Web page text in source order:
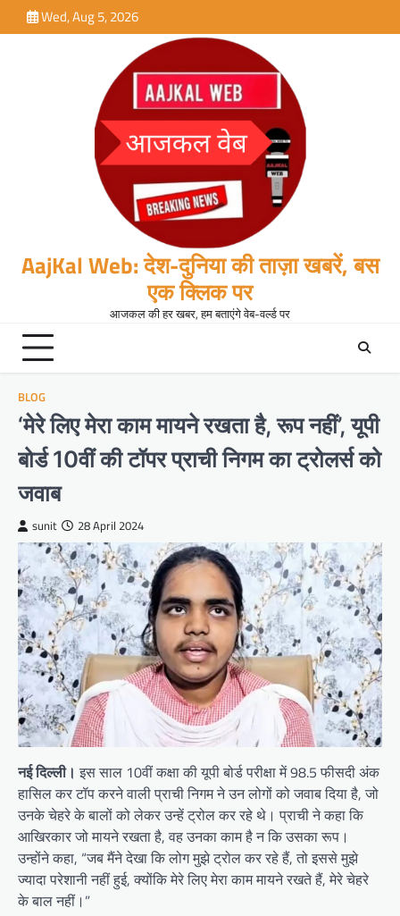
to
Wed, Aug 5, 2026
AajKal Web: देश-दुनिया की ताज़ा खबरें, बस
एक क्लिक पर
आजकल की हर खबर, हम बताएंगे वेब-वर्ल्ड पर
BLOG
‘मेरे लिए मेरा काम मायने रखता है, रूप नहीं’, यूपी
बोर्ड 10वीं की टॉपर प्राची निगम का ट्रोलर्स को
जवाब
sunit 28 April 2024
नई दिल्ली। इस साल 10वीं कक्षा की यूपी बोर्ड परीक्षा में 98.5 फीसदी अंक
हासिल कर टॉप करने वाली प्राची निगम ने उन लोगों को जवाब दिया है, जो
उनके चेहरे के बालों को लेकर उन्हें ट्रोल कर रहे थे। प्राची ने कहा कि
आखिरकार जो मायने रखता है, वह उनका काम है न कि उसका रूप।
उन्होंने कहा, “जब मैंने देखा कि लोग मुझे ट्रोल कर रहे हैं, तो इससे मुझे
ज्यादा परेशानी नहीं हुई, क्योंकि मेरे लिए मेरा काम मायने रखते हैं, मेरे चेहरे
के बाल नहीं।”